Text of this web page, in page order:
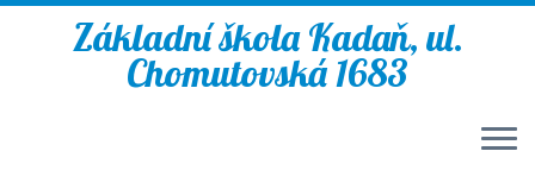
Základní škola Kadaň, ul.
Chomutovská 1683